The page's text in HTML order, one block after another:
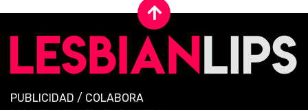
PUBLICIDAD / COLABORA